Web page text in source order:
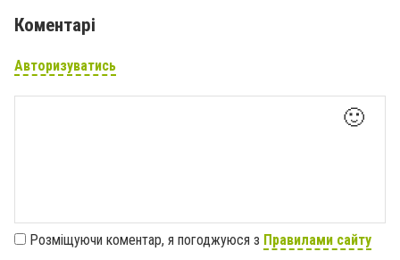
Коментарі
Авторизуватись
🙂
Розміщуючи коментар, я погоджуюся з Правилами сайту